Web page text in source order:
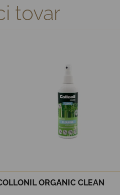
tovar
ORGANIC CLEAN